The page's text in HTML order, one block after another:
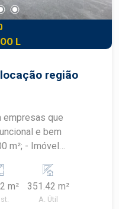
L
região
empresas que
e bem
do layout;
natural e
- Sistema de ar-
m² 351.42 m²
A. Útil